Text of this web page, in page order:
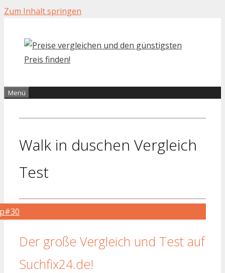
Zum Inhalt springen
Menü
Walk in duschen Vergleich
Test
Der große Vergleich und Test auf
Suchfix24.de!